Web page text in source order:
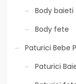
Body baieti
Body fete
Paturici Bebe
Paturici